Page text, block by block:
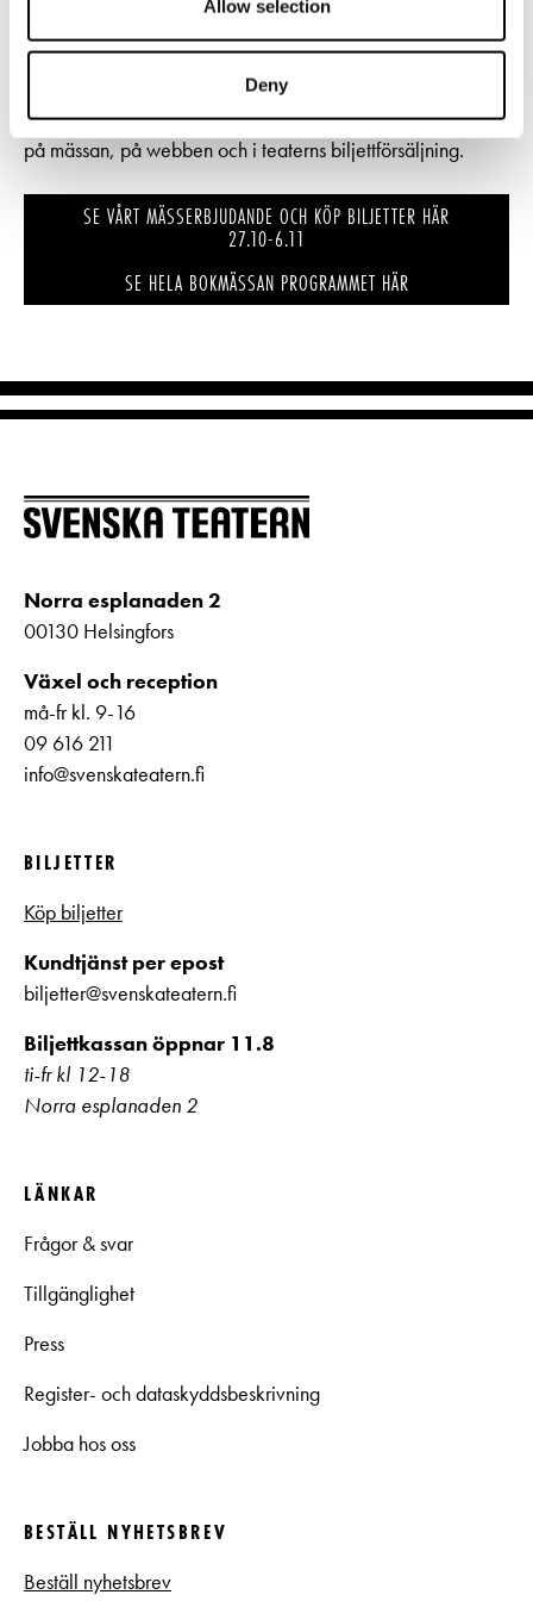
Allow selection
Deny
Mässerbjudande -20%
Erbjudandet gäller 27.10 – 6.11.2022. Biljetter kan köpas
på mässan, på webben och i teaterns biljettförsäljning.
SE VÅRT MÄSSERBJUDANDE OCH KÖP BILJETTER HÄR
27.10-6.11
SE HELA BOKMÄSSAN PROGRAMMET HÄR
Norra esplanaden 2
00130 Helsingfors
Växel och reception
må-fr kl. 9-16
09 616 211
info@svenskateatern.fi
BILJETTER
Köp biljetter
Kundtjänst per epost
biljetter@svenskateatern.fi
Biljettkassan öppnar 11.8
ti-fr kl 12-18
Norra esplanaden 2
LÄNKAR
Frågor & svar
Tillgänglighet
Press
Register- och dataskyddsbeskrivning
Jobba hos oss
BESTÄLL NYHETSBREV
Beställ nyhetsbrev